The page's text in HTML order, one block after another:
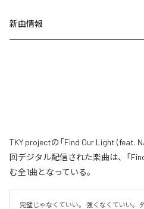
新曲情報
TKY projectの「Find Our Light (feat.
回デジタル配信された楽曲は、「
む全1曲となっている。
完璧じゃなくていい。 強くなくていい。